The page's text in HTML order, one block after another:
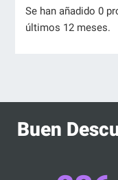
Se han añadido 0
últimos 12 meses.
Buen